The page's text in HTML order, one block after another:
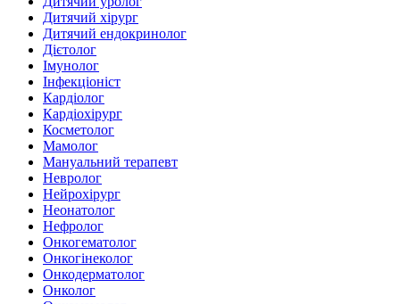
Дитячий хірург
Дитячий ендокринолог
Дієтолог
Імунолог
Інфекціоніст
Кардіолог
Кардіохірург
Косметолог
Мамолог
Мануальний терапевт
Невролог
Нейрохірург
Неонатолог
Нефролог
Онкогематолог
Онкогінеколог
Онкодерматолог
Онколог